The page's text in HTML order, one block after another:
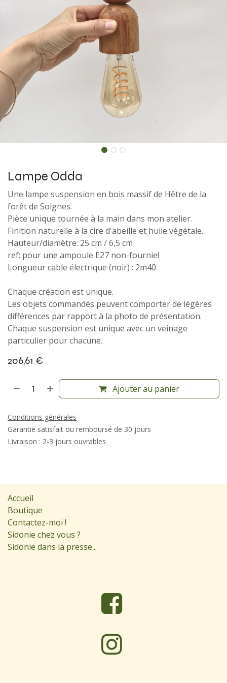
Lampe Odda
Une lampe suspension en bois massif de Hêtre de la
forêt de Soignes.
Pièce unique tournée à la main dans mon atelier.
Finition naturelle à la cire d'abeille et huile végétale.
Hauteur/diamètre: 25 cm / 6,5 cm
ref: pour une ampoule E27 non-fournie!
Longueur cable électrique (noir) : 2m40
Chaque création est unique.
Les objets commandés peuvent comporter de légères
différences par rapport à la photo de présentation.
Chaque suspension est unique avec un veinage
particulier pour chacune.
206,61 €
Ajouter au panier
Conditions générales
Garantie satisfait ou remboursé de 30 jours
Livraison : 2-3 jours ouvrables
Accueil
Boutique
Contactez-moi !
Sidonie chez vous ?
Sidonie dans la presse...